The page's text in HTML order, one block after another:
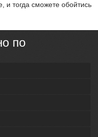
и тогда сможете обойтись
по